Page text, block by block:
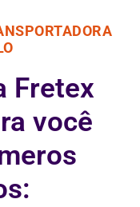
Fretex
você